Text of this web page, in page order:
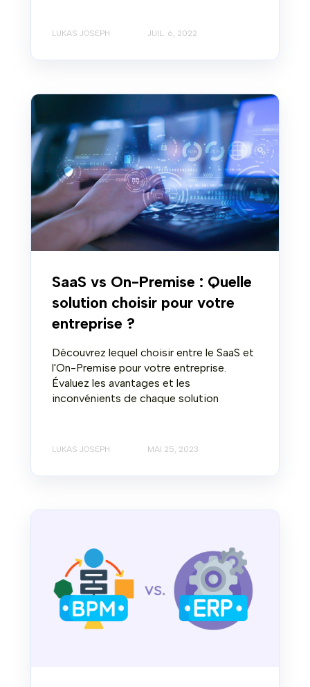
LUKAS JOSEPH JUIL. 6, 2022
SaaS vs On-Premise : Quelle
solution choisir pour votre
entreprise ?
Découvrez lequel choisir entre le SaaS et
l'On-Premise pour votre entreprise.
Évaluez les avantages et les
inconvénients de chaque solution
LUKAS JOSEPH MAI 25, 2023